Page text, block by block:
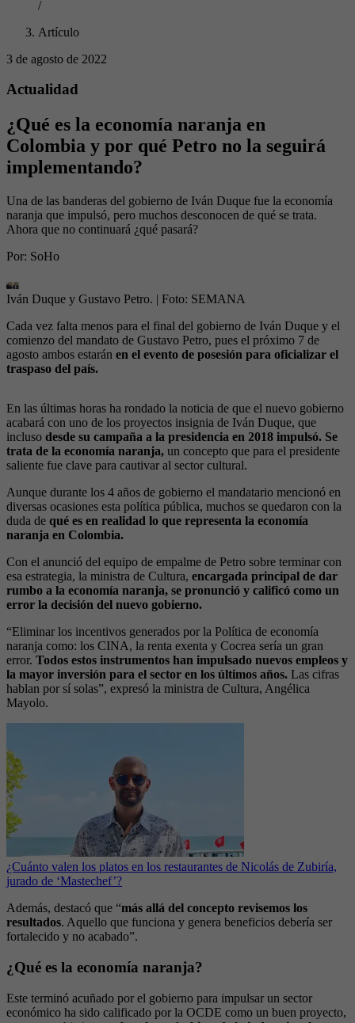
/
Artículo
3 de agosto de 2022
Actualidad
¿Qué es la economía naranja en
Colombia y por qué Petro no la seguirá
implementando?
Una de las banderas del gobierno de Iván Duque fue la economía
naranja que impulsó, pero muchos desconocen de qué se trata.
Ahora que no continuará ¿qué pasará?
Por: SoHo
Iván Duque y Gustavo Petro. | Foto: SEMANA
Cada vez falta menos para el final del gobierno de Iván Duque y el
comienzo del mandato de Gustavo Petro, pues el próximo 7 de
agosto ambos estarán en el evento de posesión para oficializar el
traspaso del país.
En las últimas horas ha rondado la noticia de que el nuevo gobierno
acabará con uno de los proyectos insignia de Iván Duque, que
incluso desde su campaña a la presidencia en 2018 impulsó. Se
trata de la economía naranja, un concepto que para el presidente
saliente fue clave para cautivar al sector cultural.
Aunque durante los 4 años de gobierno el mandatario mencionó en
diversas ocasiones esta política pública, muchos se quedaron con la
duda de qué es en realidad lo que representa la economía
naranja en Colombia.
Con el anunció del equipo de empalme de Petro sobre terminar con
esa estrategia, la ministra de Cultura, encargada principal de dar
rumbo a la economía naranja, se pronunció y calificó como un
error la decisión del nuevo gobierno.
“Eliminar los incentivos generados por la Política de economía
naranja como: los CINA, la renta exenta y Cocrea sería un gran
error. Todos estos instrumentos han impulsado nuevos empleos y
la mayor inversión para el sector en los últimos años. Las cifras
hablan por sí solas”, expresó la ministra de Cultura, Angélica
Mayolo.
¿Cuánto valen los platos en los restaurantes de Nicolás de Zubiría,
jurado de ‘Mastechef’?
Además, destacó que “más allá del concepto revisemos los
resultados. Aquello que funciona y genera beneficios debería ser
fortalecido y no acabado”.
¿Qué es la economía naranja?
Este terminó acuñado por el gobierno para impulsar un sector
económico ha sido calificado por la OCDE como un buen proyecto,